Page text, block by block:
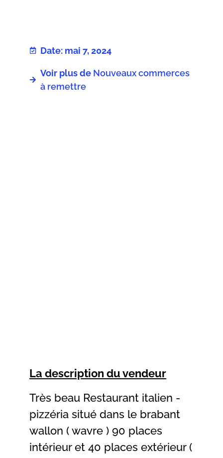
Date: mai 7, 2024
Voir plus de Nouveaux commerces
à remettre
La description du vendeur
Très beau Restaurant italien -
pizzéria situé dans le brabant
wallon ( wavre ) 90 places
intérieur et 40 places extérieur (